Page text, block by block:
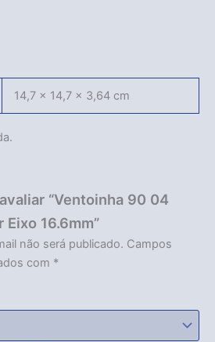
14,7 × 14,7 × 3,64 cm
“Ventoinha 90 04
Eixo 16.6mm”
não será publicado. Campos
com *